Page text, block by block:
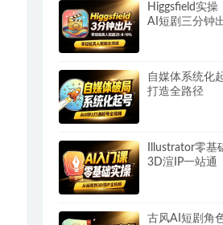
Higgsfield实操
AI短剧三分钟
自媒体系统化
打造全路径
Illustrator零基
3D渲IP一站通
古风AI短剧角